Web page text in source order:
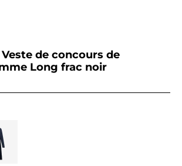
de concours de
Long frac noir